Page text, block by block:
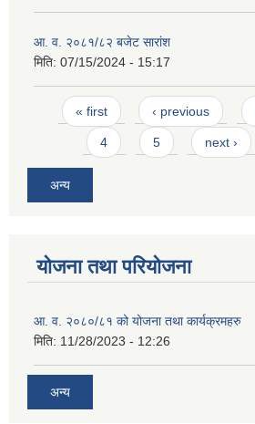
आ. व. २०८१/८२ बजेट सारांश
मिति: 07/15/2024 - 15:17
Pages
« first ‹ previous
4 5 next ›
अन्य
योजना तथा परियोजना
आ. व. २०८०/८१ को योजना तथा कार्यक्रमहरु
मिति: 11/28/2023 - 12:26
अन्य